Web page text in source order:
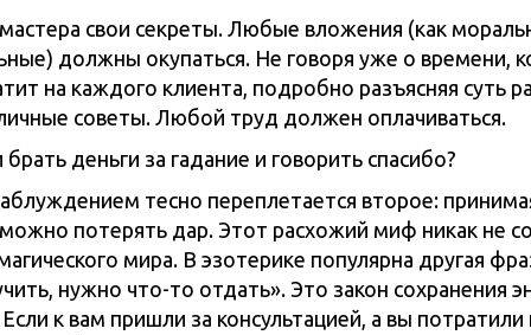
свои секреты. Любые вложения (как
должны окупаться. Не говоря уже о времени,
на каждого клиента, подробно разъясняя суть
советы. Любой труд должен оплачиваться.
тесно переплетается второе:
можно потерять дар. Этот расхожий миф никак не
мира. В эзотерике популярна другая
нужно что-то отдать». Это закон сохранения
к вам пришли за консультацией, а вы